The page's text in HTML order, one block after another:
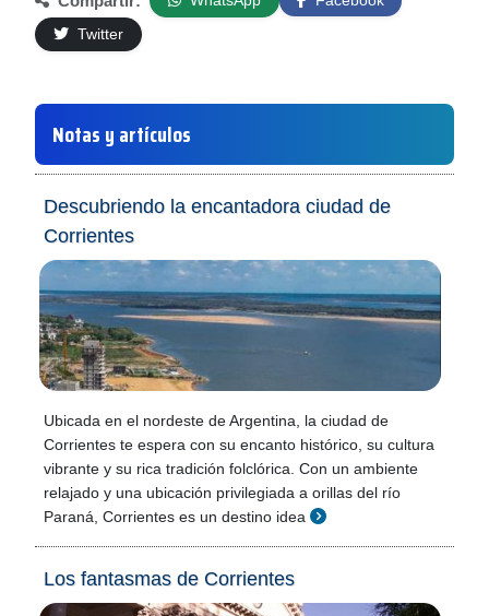
Twitter
Notas y artículos
Descubriendo la encantadora ciudad de
Corrientes
Ubicada en el nordeste de Argentina, la ciudad de
Corrientes te espera con su encanto histórico, su cultura
vibrante y su rica tradición folclórica. Con un ambiente
relajado y una ubicación privilegiada a orillas del río
Paraná, Corrientes es un destino idea
Los fantasmas de Corrientes